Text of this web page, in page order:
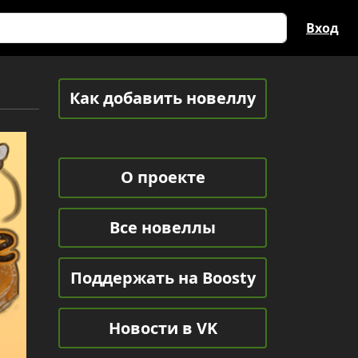
Вход
Как добавить новеллу
О проекте
Все новеллы
Поддержать на Boosty
Новости в VK